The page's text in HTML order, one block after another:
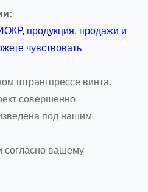
продукция, продажи и
чувствовать
штрангпрессе винта.
совершенно
под нашим
согласно вашему